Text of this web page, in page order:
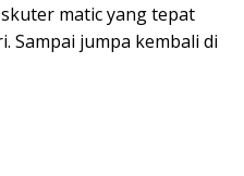
matic yang tepat
Sampai jumpa kembali di